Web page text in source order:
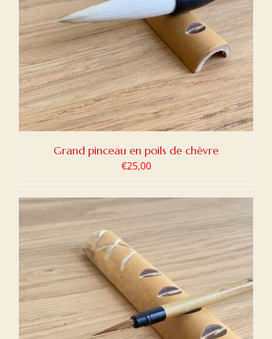
Grand pinceau en poils de chèvre
€25,00